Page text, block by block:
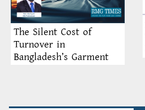
The Silent Cost of
Turnover in
Bangladesh’s Garment